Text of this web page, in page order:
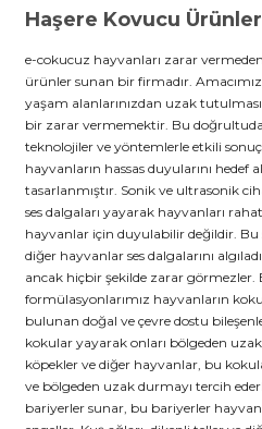
Haşere Kovucu
e-cokucuz hayvanları zarar
ürünler sunan bir firmadır.
yaşam alanlarınızdan uzak
bir zarar vermemektir. Bu
teknolojiler ve yöntemlerle etkili
hayvanların hassas duyularını hedef
tasarlanmıştır. Sonik ve ultrasonik
ses dalgaları yayarak hayvanları
hayvanlar için duyulabilir değildir. Bu
diğer hayvanlar ses dalgalarını
ancak hiçbir şekilde zarar görmezler.
formülasyonlarımız hayvanların
bulunan doğal ve çevre dostu
kokular yayarak onları bölgeden
köpekler ve diğer hayvanlar, bu
ve bölgeden uzak durmayı tercih
bariyerler sunar, bu bariyerler